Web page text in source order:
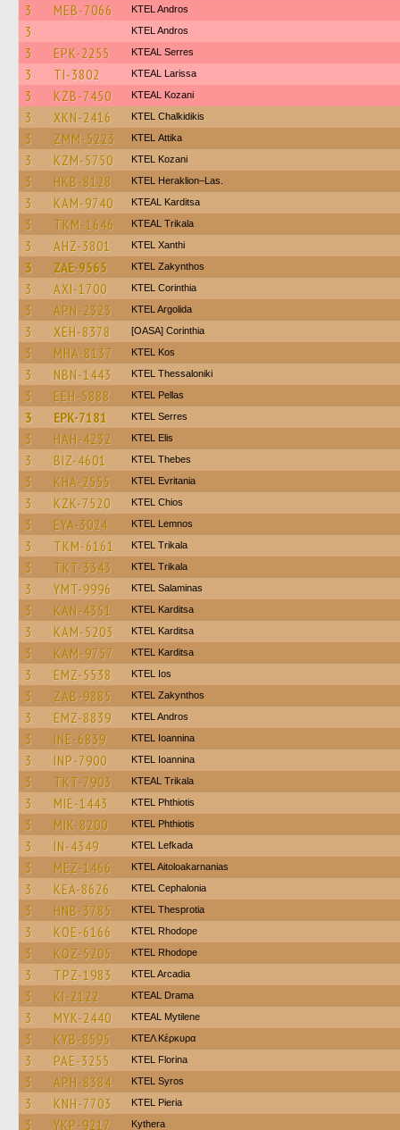
3 MEB-7066 KTEL Andros
3 KTEL Andros
3 EPK-2255 KTEAL Serres
3 TI-3802 KTEAL Larissa
3 KZB-7450 KTEAL Kozani
3 XKN-2416 ΚΤΕL Chalkidikis
3 ZMM-5223 KΤΕL Αttika
3 KZM-5750 ΚΤΕL Kozani
3 HKB-8128 KTEL Heraklion–Las.
3 KAM-9740 KTEAL Karditsa
3 TKM-1646 KTEAL Trikala
3 AHZ-3801 KTEL Xanthi
3 ZAE-9565 KTEL Zakynthos
3 AXI-1700 KTEL Corinthia
3 APN-2323 KTEL Argolida
3 XEH-8378 [OASA] Corinthia
3 MHA-8137 KTEL Kos
3 NBN-1443 KTEL Thessaloniki
3 EEH-5888 KTEL Pellas
3 EPK-7181 KTEL Serres
3 HAH-4232 KTEL Elis
3 BIZ-4601 KTEL Thebes
3 KHA-2555 ΚΤΕL Evritania
3 KZK-7520 KTEL Chios
3 EYA-3024 KTEL Lemnos
3 TKM-6161 ΚΤΕL Τrikala
3 TKT-3343 ΚΤΕL Τrikala
3 YMT-9996 KTEL Salaminas
3 KAN-4351 ΚΤΕL Karditsa
3 KAM-5203 ΚΤΕL Karditsa
3 KAM-9757 ΚΤΕL Karditsa
3 EMZ-5538 KTEL Ios
3 ZAB-9885 KTEL Zakynthos
3 EMZ-8839 KTEL Andros
3 INE-6839 KTEL Ioannina
3 INP-7900 KTEL Ioannina
3 TKT-7903 KTEAL Trikala
3 MIE-1443 ΚΤΕL Phthiotis
3 MIK-8200 ΚΤΕL Phthiotis
3 IN-4349 KTEL Lefkada
3 MEZ-1466 KTEL Aitoloakarnanias
3 KEA-8626 KTEL Cephalonia
3 HNB-3785 KTEL Thesprotia
3 KOE-6166 KTEL Rhodope
3 KOZ-5205 KTEL Rhodope
3 TPZ-1983 KTEL Arcadia
3 KI-2122 KTEAL Drama
3 MYK-2440 KTEAL Mytilene
3 KYB-8595 ΚΤΕΛ Κέρκυρα
3 PAE-3255 KTEL Florina
3 APH-8384 KTEL Syros
3 KNH-7703 KTEL Pieria
3 YKP-9217 Kythera